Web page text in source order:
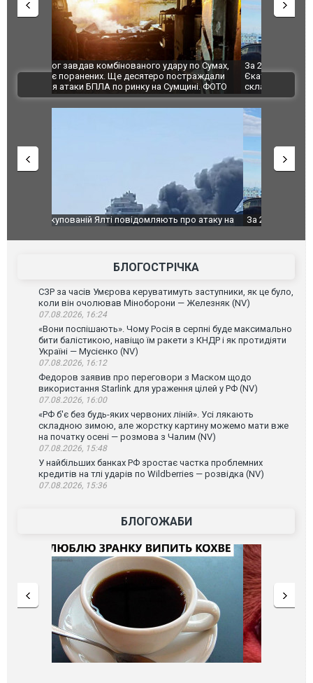
За 2000 кілометрів від кордону з Україною: в
Єкатеринбурзі після атаки дронів загорівся
склад Wildberries. ФОТО. ВІДЕО
"Мої
ВІДЕО
За 2000 кілометрів від кордону з Україною: в
склад Wildberries. ФОТО. ВІДЕО
В
БЛОГОСТРІЧКА
СЗР за часів Умєрова керуватимуть заступники, як це було,
коли він очолював Міноборони — Железняк (NV)
07.08.2026, 16:24
«Вони поспішають». Чому Росія в серпні буде максимально
бити балістикою, навіщо їм ракети з КНДР і як протидіяти
Україні — Мусієнко (NV)
07.08.2026, 16:12
Федоров заявив про переговори з Маском щодо
використання Starlink для ураження цілей у РФ (NV)
07.08.2026, 16:00
«РФ б'є без будь-яких червоних ліній». Усі лякають
складною зимою, але жорстку картину можемо мати вже
на початку осені — розмова з Чалим (NV)
07.08.2026, 15:48
У найбільших банках РФ зростає частка проблемних
кредитів на тлі ударів по Wildberries — розвідка (NV)
07.08.2026, 15:36
БЛОГОЖАБИ